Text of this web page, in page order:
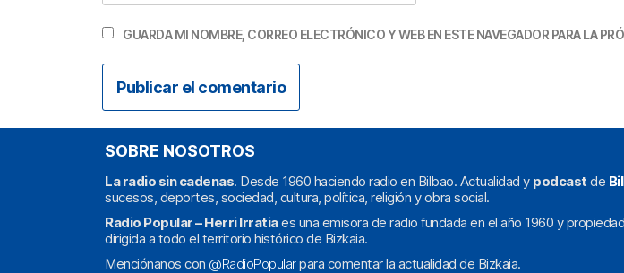
GUARDA MI NOMBRE, CORREO ELECTRÓNICO Y WEB EN ESTE NAVEGADOR PARA LA
SOBRE NOSOTROS
La radio sin cadenas. Desde 1960 haciendo radio en Bilbao. Actualidad y podcast de
sucesos, deportes, sociedad, cultura, política, religión y obra social.
Radio Popular – Herri Irratiaes una emisora de radio fundada en el año 1960 y
dirigida a todo el territorio histórico de Bizkaia.
Menciónanos con @RadioPopularpara comentar la actualidad de Bizkaia.